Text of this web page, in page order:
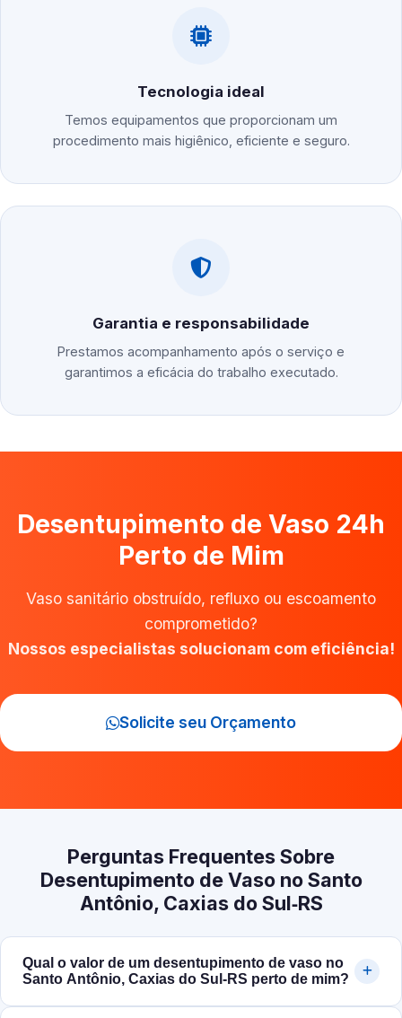
Tecnologia ideal
Temos equipamentos que proporcionam um
procedimento mais higiênico, eficiente e seguro.
Garantia e responsabilidade
Prestamos acompanhamento após o serviço e
garantimos a eficácia do trabalho executado.
Desentupimento de Vaso 24h
Perto de Mim
Vaso sanitário obstruído, refluxo ou escoamento
comprometido?
Nossos especialistas solucionam com eficiência!
Solicite seu Orçamento
Perguntas Frequentes Sobre
Desentupimento de Vaso no Santo
Antônio, Caxias do Sul‑RS
Qual o valor de um desentupimento de vaso no
Santo Antônio, Caxias do Sul‑RS perto de mim?